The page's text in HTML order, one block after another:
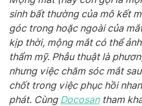
sinh bất thường của mô kết
góc trong hoặc ngoài của
kịp thời, mộng mắt có thể
thẩm mỹ. Phẫu thuật là
nhưng việc chăm sóc mắt
chốt trong việc phục hồi
phát. Cùng Docosantham